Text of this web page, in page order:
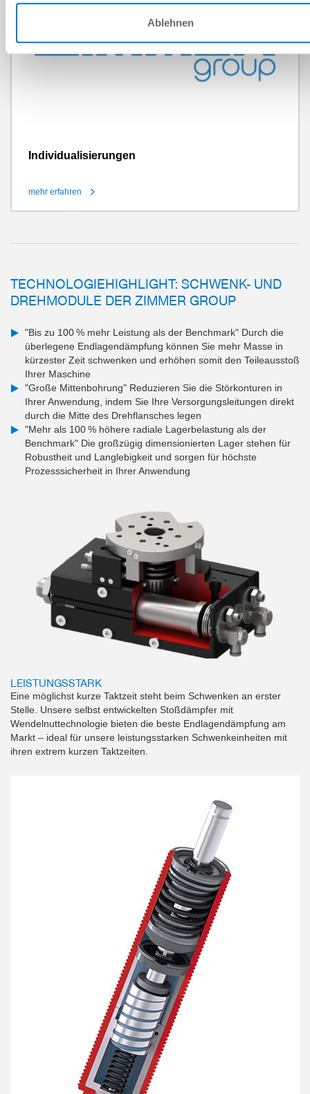
Ablehnen
Individualisierungen
mehr erfahren
TECHNOLOGIEHIGHLIGHT: SCHWENK- UND
DREHMODULE DER ZIMMER GROUP
"Bis zu 100 % mehr Leistung als der Benchmark" Durch die
überlegene Endlagendämpfung können Sie mehr Masse in
kürzester Zeit schwenken und erhöhen somit den Teileausstoß
Ihrer Maschine
"Große Mittenbohrung" Reduzieren Sie die Störkonturen in
Ihrer Anwendung, indem Sie Ihre Versorgungsleitungen direkt
durch die Mitte des Drehflansches legen
"Mehr als 100 % höhere radiale Lagerbelastung als der
Benchmark" Die großzügig dimensionierten Lager stehen für
Robustheit und Langlebigkeit und sorgen für höchste
Prozesssicherheit in Ihrer Anwendung
LEISTUNGSSTARK
Eine möglichst kurze Taktzeit steht beim Schwenken an erster
Stelle. Unsere selbst entwickelten Stoßdämpfer mit
Wendelnuttechnologie bieten die beste Endlagendämpfung am
Markt – ideal für unsere leistungsstarken Schwenkeinheiten mit
ihren extrem kurzen Taktzeiten.